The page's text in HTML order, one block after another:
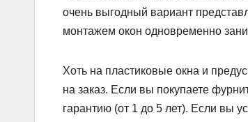
очень выгодный вариант
монтажем окон одновременно
Хоть на пластиковые окна и
на заказ. Если вы покупаете
гарантию (от 1 до 5 лет). Если вы